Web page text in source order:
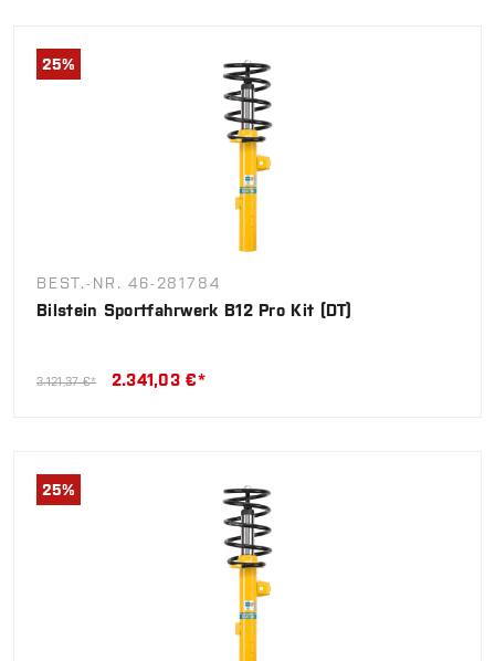
25%
BEST.-NR. 46-281784
Bilstein Sportfahrwerk B12 Pro Kit (DT)
3.121,37 €* 2.341,03 €*
25%